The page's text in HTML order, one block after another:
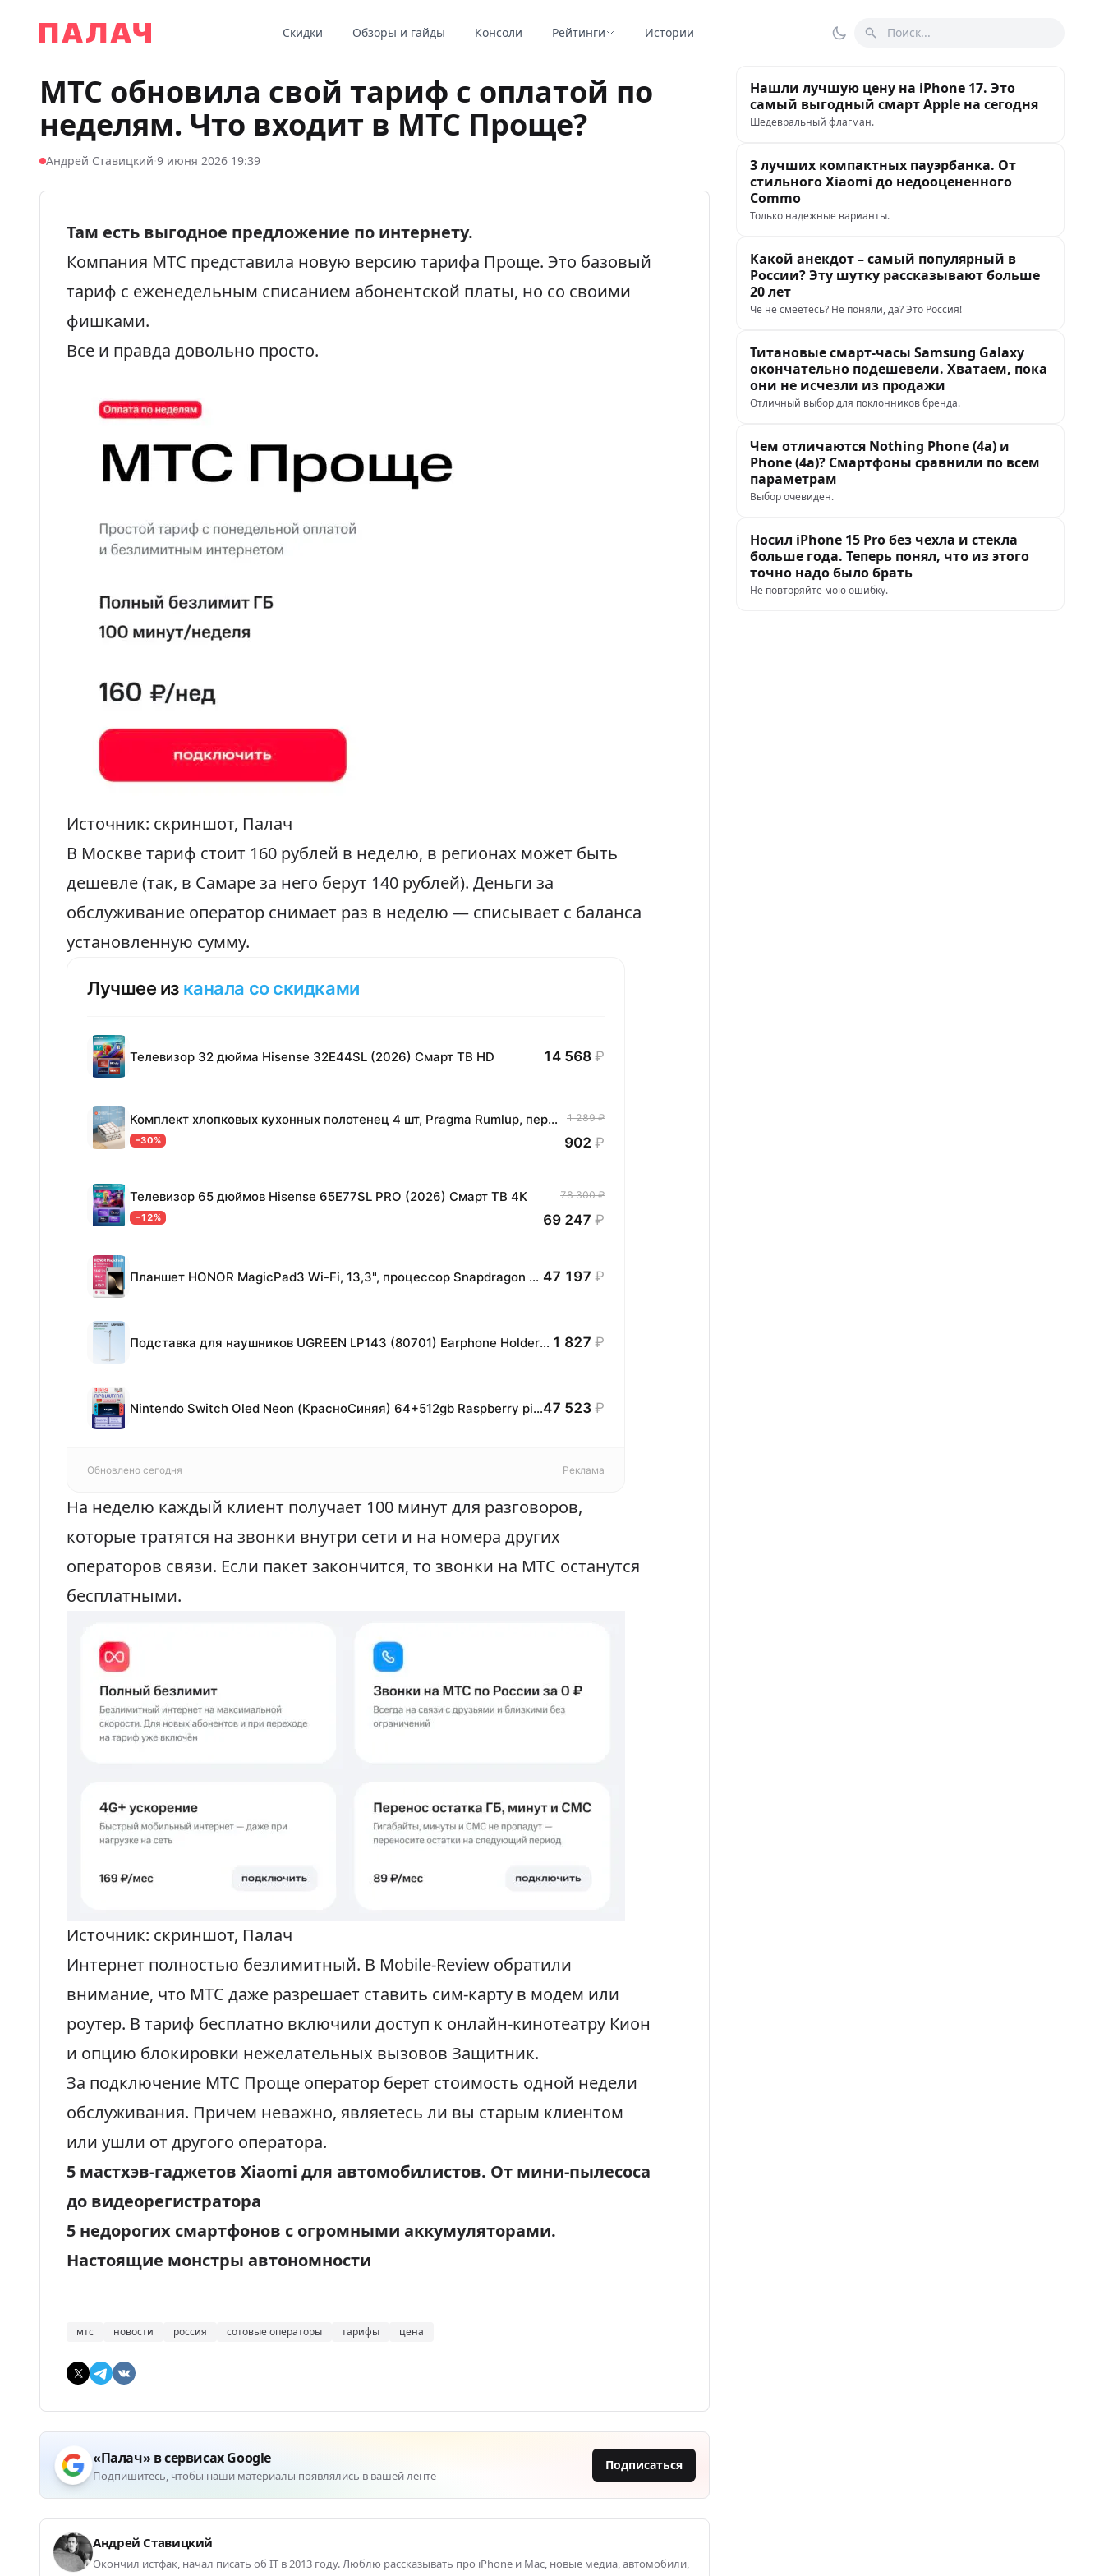
Палач
Скидки Обзоры и гайды Консоли Рейтинги Истории Переключить тему
Поиск
МТС обновила свой тариф с оплатой по
неделям. Что входит в МТС Проще?
Андрей Ставицкий·9 июня 2026 19:39
Там есть выгодное предложение по интернету.
Компания МТС представила новую версию тарифа Проще. Это базовый
тариф с еженедельным списанием абонентской платы, но со своими
фишками.
Все и правда довольно просто.
Источник: скриншот, Палач
В Москве тариф стоит 160 рублей в неделю, в регионах может быть
дешевле (так, в Самаре за него берут 140 рублей). Деньги за
обслуживание оператор снимает раз в неделю — списывает с баланса
установленную сумму.
Лучшее из канала со скидками
Телевизор 32 дюйма Hisense 32E44SL (2026) Смарт ТВ HD 14 568 ₽
Комплект хлопковых кухонных полотенец 4 шт, Pragma Rumlup, переменчивый белый
−30%
1 289 ₽
902 ₽
Телевизор 65 дюймов Hisense 65E77SL PRO (2026) Смарт ТВ 4К
−12%
78 300 ₽
69 247 ₽
Планшет HONOR MagicPad3 Wi-Fi, 13,3", процессор Snapdragon 8, 16ГБ/512ГБ, EU 47 197 ₽
Подставка для наушников UGREEN LP143 (80701) Earphone Holder Stand. Цвет: серебристый 1 827 ₽
Nintendo Switch Oled Neon (КрасноСиняя) 64+512gb Raspberry pi 2024 100 игр47 523 ₽
Обновлено сегодня Реклама
На неделю каждый клиент получает 100 минут для разговоров,
которые тратятся на звонки внутри сети и на номера других
операторов связи. Если пакет закончится, то звонки на МТС останутся
бесплатными.
Источник: скриншот, Палач
Интернет полностью безлимитный. В Mobile-Review обратили
внимание, что МТС даже разрешает ставить сим-карту в модем или
роутер. В тариф бесплатно включили доступ к онлайн-кинотеатру Кион
и опцию блокировки нежелательных вызовов Защитник.
За подключение МТС Проще оператор берет стоимость одной недели
обслуживания. Причем неважно, являетесь ли вы старым клиентом
или ушли от другого оператора.
5 мастхэв-гаджетов Xiaomi для автомобилистов. От мини-пылесоса
до видеорегистратора
5 недорогих смартфонов с огромными аккумуляторами.
Настоящие монстры автономности
мтс новости россия сотовые операторы тарифы цена
«Палач» в сервисах Google
Подпишитесь, чтобы наши материалы появлялись в вашей ленте
Подписаться
Андрей Ставицкий
Окончил истфак, начал писать об IT в 2013 году. Люблю рассказывать про iPhone и Mac, новые медиа, автомобили,
Нашли лучшую цену на iPhone 17. Это
самый выгодный смарт Apple на сегодня
Шедевральный флагман.
3 лучших компактных пауэрбанка. От
стильного Xiaomi до недооцененного
Commo
Только надежные варианты.
Какой анекдот – самый популярный в
России? Эту шутку рассказывают больше
20 лет
Че не смеетесь? Не поняли, да? Это Россия!
Титановые смарт-часы Samsung Galaxy
окончательно подешевели. Хватаем, пока
они не исчезли из продажи
Отличный выбор для поклонников бренда.
Чем отличаются Nothing Phone (4а) и
Phone (4а)? Смартфоны сравнили по всем
параметрам
Выбор очевиден.
Носил iPhone 15 Pro без чехла и стекла
больше года. Теперь понял, что из этого
точно надо было брать
Не повторяйте мою ошибку.